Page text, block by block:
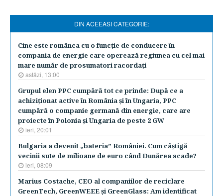
DIN ACEEASI CATEGORIE:
Cine este românca cu o funcţie de conducere în
compania de energie care operează regiunea cu cel mai
mare număr de prosumatori racordaţi
astăzi, 13:00
Grupul elen PPC cumpără tot ce prinde: După ce a
achiziţionat active în România şi în Ungaria, PPC
cumpără o companie germană din energie, care are
proiecte în Polonia şi Ungaria de peste 2 GW
ieri, 20:01
Bulgaria a devenit „bateria” României. Cum câştigă
vecinii sute de milioane de euro când Dunărea scade?
ieri, 08:09
Marius Costache, CEO al companiilor de reciclare
GreenTech, GreenWEEE şi GreenGlass: Am identificat